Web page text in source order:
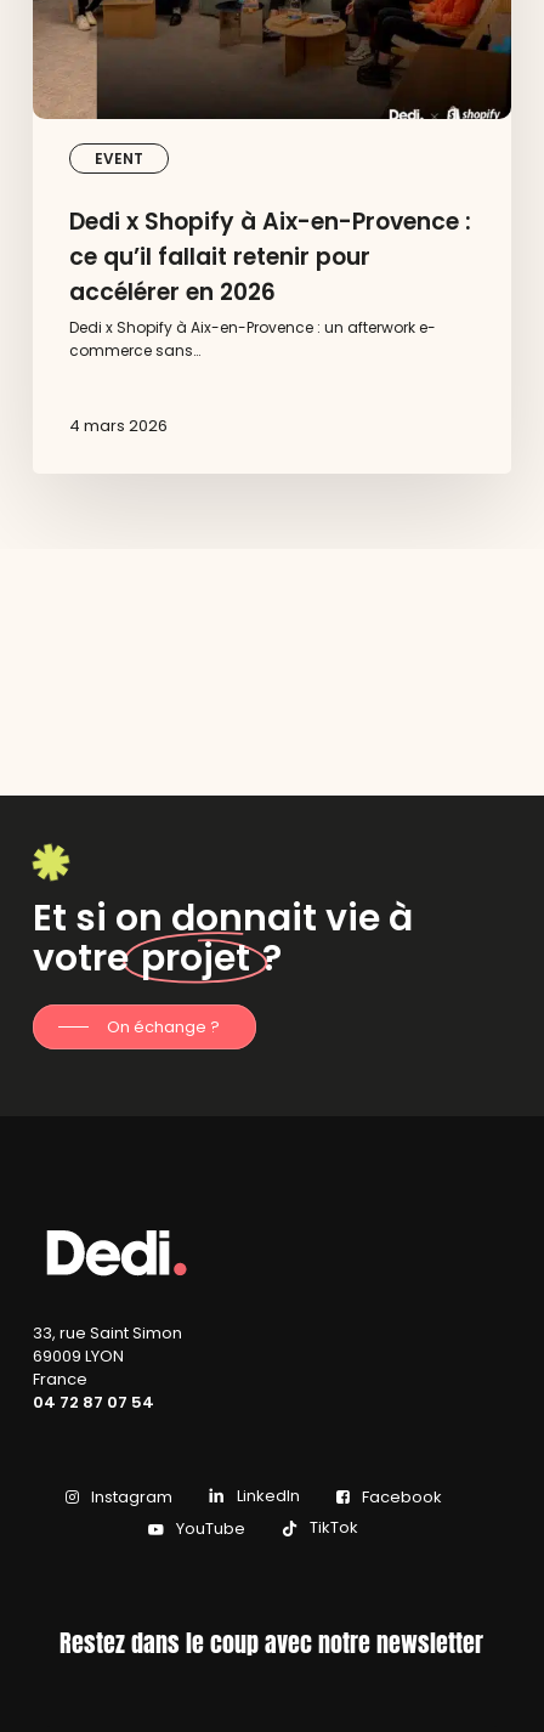
EVENT
qu’il
fallait
accélérer
2026
Dedi x Shopify à Aix-en-Provence :
ce qu’il fallait retenir pour
accélérer en 2026
Dedi x Shopify à Aix-en-Provence : un afterwork e-
commerce sans…
4 mars 2026
Et si on donnait vie à
votreprojet?
On échange ?
33, rue Saint Simon
69009 LYON
France
04 72 87 07 54
Instagram LinkedIn
Facebook
YouTube
TikTok
Restez dans le coup avec notre newsletter